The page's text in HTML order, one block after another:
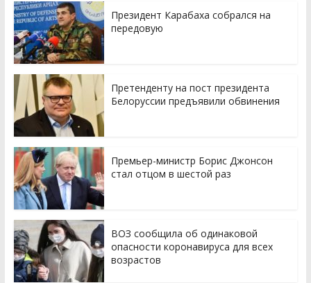
Президент Карабаха собрался на
передовую
Претенденту на пост президента
Белоруссии предъявили обвинения
Премьер-министр Борис Джонсон
стал отцом в шестой раз
ВОЗ сообщила об одинаковой
опасности коронавируса для всех
возрастов